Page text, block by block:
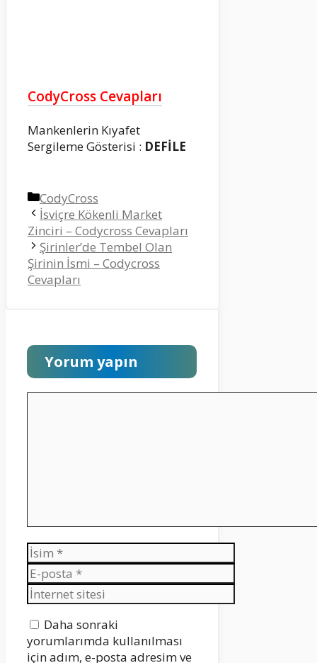
CodyCross Cevapları
Mankenlerin Kıyafet
Sergileme Gösterisi : DEFİLE
Kategoriler
CodyCross
İsviçre Kökenli Market
Zinciri – Codycross Cevapları
Şirinler’de Tembel Olan
Şirinin İsmi – Codycross
Cevapları
Yorum yapın
İsim
E-
posta
İnternet
sitesi
Daha sonraki
yorumlarımda kullanılması
için adım, e-posta adresim ve